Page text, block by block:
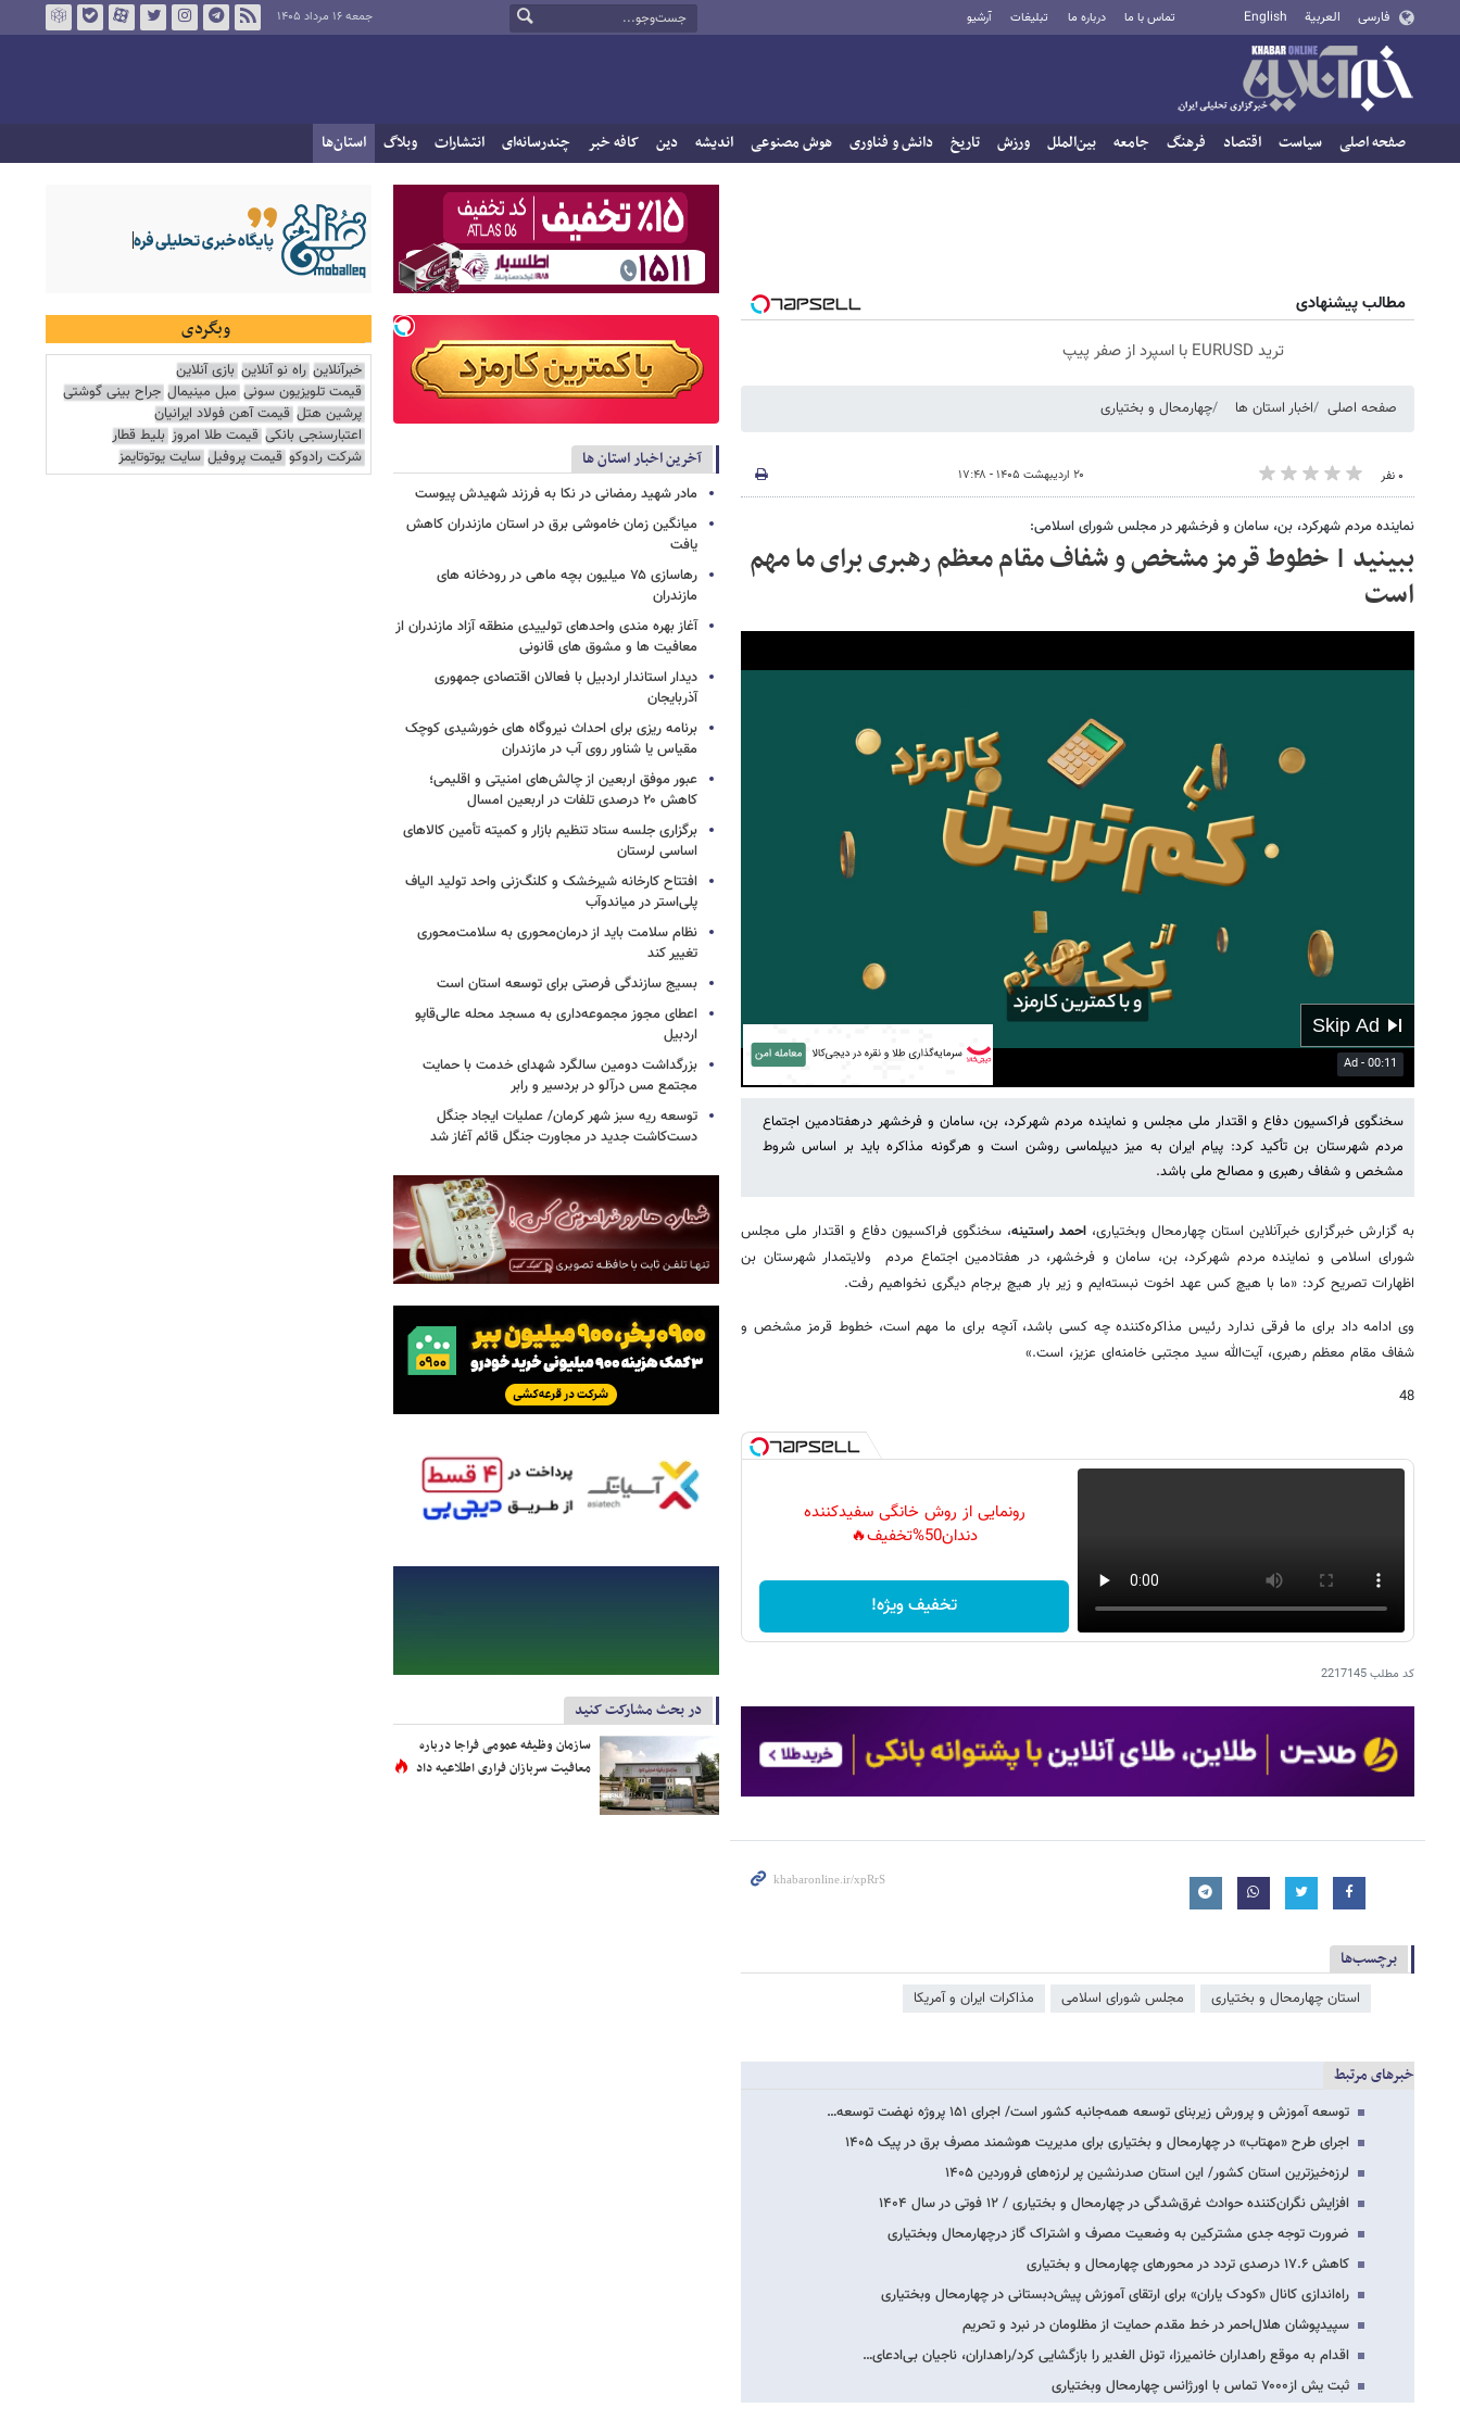
فارسی العربية English تماس با ما درباره ما تبلیغات آرشیو جمعه ۱۶ مرداد ۱۴۰۵
صفحه اصلی سیاست اقتصاد فرهنگ جامعه بین‌الملل ورزش تاریخ دانش و فناوری هوش مصنوعی اندیشه دین کافه خبر چندرسانه‌ای انتشارات وبلاگ استان‌ها
مطالب پیشنهادی
ترید EURUSD با اسپرد از صفر پیپ
صفحه اصلی اخبار استان ها چهارمحال و بختیاری
۰ نفر ۲۰ اردیبهشت ۱۴۰۵ - ۱۷:۴۸
نماینده مردم شهرکرد، بن، سامان و فرخشهر در مجلس شورای اسلامی:
ببینید | خطوط قرمز مشخص و شفاف مقام معظم رهبری برای ما مهم
است
Play Settings
PIP
Enter
سخنگوی فراکسیون دفاع و اقتدار ملی مجلس و نماینده مردم شهرکرد، بن، سامان و فرخشهر درهفتادمین اجتماع
مردم شهرستان بن تأکید کرد: پیام ایران به میز دیپلماسی روشن است و هرگونه مذاکره باید بر اساس شروط
مشخص و شفاف رهبری و مصالح ملی باشد.
به گزارش خبرگزاری خبرآنلاین استان چهارمحال وبختیاری، احمد راستینه، سخنگوی فراکسیون دفاع و اقتدار ملی مجلس
شورای اسلامی و نماینده مردم شهرکرد، بن، سامان و فرخشهر، در هفتادمین اجتماع مردم ولایتمدار شهرستان بن
اظهارات تصریح کرد: «ما با هیچ کس عهد اخوت نبسته‌ایم و زیر بار هیچ برجام دیگری نخواهیم رفت.
وی ادامه داد برای ما فرقی ندارد رئیس مذاکره‌کننده چه کسی باشد، آنچه برای ما مهم است، خطوط قرمز مشخص و
شفاف مقام معظم رهبری، آیت‌الله سید مجتبی خامنه‌ای عزیز، است.»
48
رونمایی از روش خانگی سفیدکننده
دندان50%تخفیف🔥
تخفیف ویژه!
کد مطلب2217145
برچسب‌ها
استان چهارمحال و بختیاری مجلس شورای اسلامی مذاکرات ایران و آمریکا
خبرهای مرتبط
توسعه آموزش و پرورش زیربنای توسعه همه‌جانبه کشور است/ اجرای ۱۵۱ پروژه نهضت توسعه…
اجرای طرح «مهتاب» در چهارمحال و بختیاری برای مدیریت هوشمند مصرف برق در پیک ۱۴۰۵
لرزه‌خیزترین استان کشور/ این استان صدرنشین پر لرزه‌های فروردین ۱۴۰۵
افزایش نگران‌کننده حوادث غرق‌شدگی در چهارمحال و بختیاری / ۱۲ فوتی در سال ۱۴۰۴
ضرورت توجه جدی مشترکین به وضعیت مصرف و اشتراک گاز درچهارمحال وبختیاری
کاهش ۱۷.۶ درصدی تردد در محورهای چهارمحال و بختیاری
راه‌اندازی کانال «کودک یاران» برای ارتقای آموزش پیش‌دبستانی در چهارمحال وبختیاری
سپیدپوشان هلال‌احمر در خط مقدم حمایت از مظلومان در نبرد و تحریم
اقدام به موقع راهداران خانمیرزا، تونل الغدیر را بازگشایی کرد/راهداران، ناجیان بی‌ادعای…
ثبت یش از۷۰۰۰ تماس با اورژانس چهارمحال وبختیاری
آخرین اخبار استان ها
مادر شهید رمضانی در نکا به فرزند شهیدش پیوست
میانگین زمان خاموشی برق در استان مازندران کاهش
یافت
رهاسازی ۷۵ میلیون بچه ماهی در رودخانه های
مازندران
آغاز بهره مندی واحدهای تولییدی منطقه آزاد مازندران از
معافیت ها و مشوق های قانونی
دیدار استاندار اردبیل با فعالان اقتصادی جمهوری
آذربایجان
برنامه ریزی برای احداث نیروگاه های خورشیدی کوچک
مقیاس یا شناور روی آب در مازندران
عبور موفق اربعین از چالش‌های امنیتی و اقلیمی؛
کاهش ۲۰ درصدی تلفات در اربعین امسال
برگزاری جلسه ستاد تنظیم بازار و کمیته تأمین کالاهای
اساسی لرستان
افتتاح کارخانه شیرخشک و کلنگ‌زنی واحد تولید الیاف
پلی‌استر در میاندوآب
نظام سلامت باید از درمان‌محوری به سلامت‌محوری
تغییر کند
بسیج سازندگی فرصتی برای توسعه استان است
اعطای مجوز مجموعه‌داری به مسجد محله عالی‌قاپو
اردبیل
بزرگداشت دومین سالگرد شهدای خدمت با حمایت
مجتمع مس درآلو در بردسیر و رابر
توسعه ریه سبز شهر کرمان/ عملیات ایجاد جنگل
دست‌کاشت جدید در مجاورت جنگل قائم آغاز شد
در بحث مشارکت کنید
سازمان وظیفه عمومی فراجا درباره
معافیت سربازان فراری اطلاعیه داد
وبگردی
خبرآنلاین راه نو آنلاین بازی آنلاین
قیمت تلویزیون سونی مبل مینیمال جراح بینی گوشتی
پرشین هتل قیمت آهن فولاد ایرانیان
اعتبارسنجی بانکی قیمت طلا امروز بلیط قطار
شرکت رادوکو قیمت پروفیل سایت یوتوتایمز